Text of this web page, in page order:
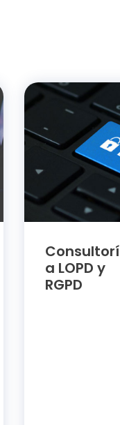
Consultorí
a LOPD y
RGPD